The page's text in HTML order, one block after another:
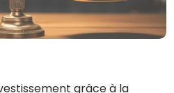
monnaies pour votre avenir
grâce à la